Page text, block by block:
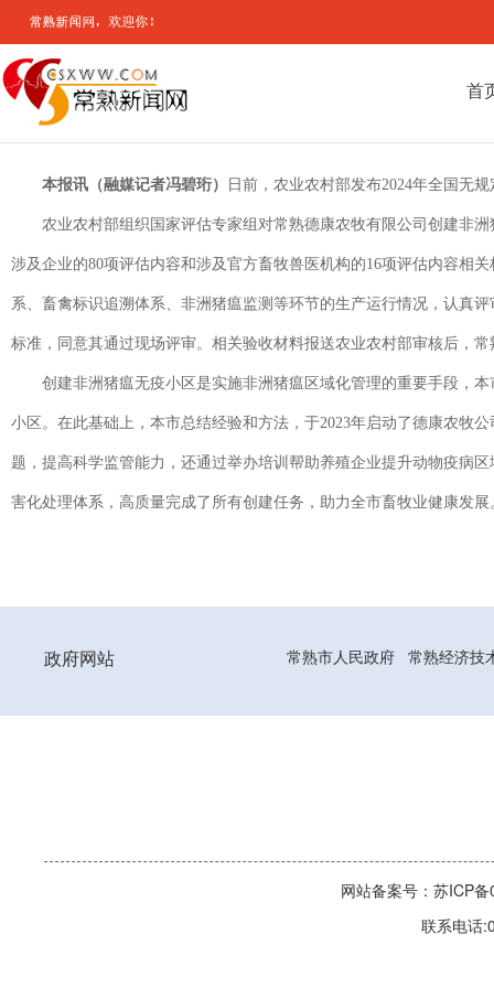
首
本报讯（融媒记者冯碧珩） 日前，农业农村部发布2024年全国无
农业农村部组织国家评估专家组对常熟德康农牧有限公司创建非
涉及企业的80项评估内容和涉及官方畜牧兽医机构的16项评估内容相
系、畜禽标识追溯体系、非洲猪瘟监测等环节的生产运行情况，认真
标准，同意其通过现场评审。相关验收材料报送农业农村部审核后，
创建非洲猪瘟无疫小区是实施非洲猪瘟区域化管理的重要手段，
小区。在此基础上，本市总结经验和方法，于2023年启动了德康农牧
题，提高科学监管能力，还通过举办培训帮助养殖企业提升动物疫病
害化处理体系，高质量完成了所有创建任务，助力全市畜牧业健康发展
政府网站 常熟市人民政府 常熟经济技
网站备案号：苏ICP
联系电话